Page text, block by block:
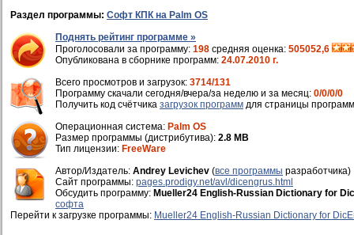
Раздел программы: Софт КПК на Palm OS
Поднять рейтинг программе »
Проголосовали за программу: 198 средняя оценка: 505052,6
Опубликована в сборнике программ: 24.07.2010 г.
Всего просмотров и загрузок: 3714/131
Программу скачали сегодня/вчера/за неделю и за месяц: 0/0/0/0
Получить код счётчика загрузок программ для страницы
Операционная система: Palm OS
Размер программы (дистрибутива): 2.8 MB
Тип лицензии: FreeWare
Автор/Издатель: Andrey Levichev (все программы разработчика)
Cайт программы: pages.prodigy.net/avl/dicengrus.html
Обсудить программу: Mueller24 English-Russian Dictionary for
софта
Перейти к загрузке программы: Mueller24 English-Russian Dictionary for